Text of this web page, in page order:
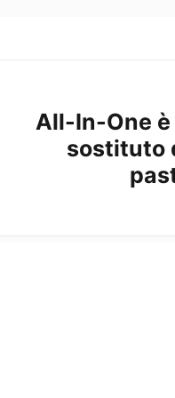
All-In-One è
sostituto